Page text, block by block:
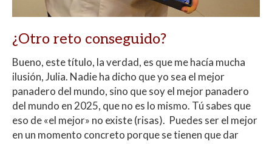
¿Otro reto conseguido?
Bueno, este título, la verdad, es que me hacía mucha
ilusión, Julia. Nadie ha dicho que yo sea el mejor
panadero del mundo, sino que soy el mejor panadero
del mundo en 2025, que no es lo mismo. Tú sabes que
eso de «el mejor» no existe (risas). Puedes ser el mejor
en un momento concreto porque se tienen que dar